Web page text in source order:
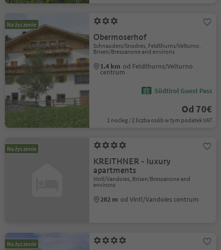
Na życzenie
Obermoserhof
Schnauders/Snodres, Feldthurns/Velturno,
Brixen/Bressanone and environs
1.4 km od Feldthurns/Velturno
centrum
Südtirol Guest Pass
Od 70€
1 nocleg / 2 liczba osób w tym podatek VAT
Na życzenie
KREITHNER - luxury
apartments
Vintl/Vandoies, Brixen/Bressanone and
environs
282 m od Vintl/Vandoies centrum
Na życzenie